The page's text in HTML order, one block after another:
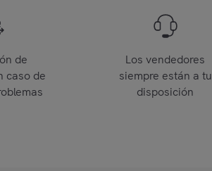
de
caso de
Los vendedores
siempre están a tu
disposición